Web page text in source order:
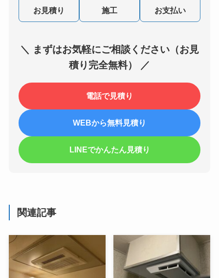
お見積り 施工 お支払い
＼ まずはお気軽にご相談ください（お見
積り完全無料） ／
電話で見積り
WEBから無料見積り
LINEでかんたん見積り
関連記事